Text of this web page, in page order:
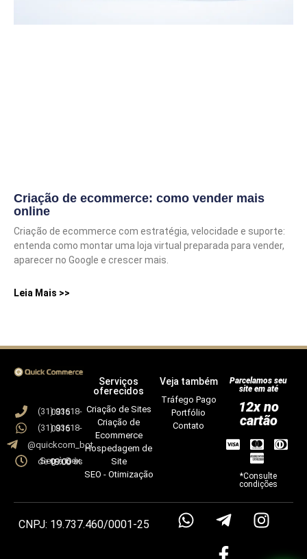
Criação de ecommerce: como vender mais
online
Criação de ecommerce com estratégia, velocidade e suporte:
entenda como montar uma loja virtual preparada para vender,
aparecer no Google e crescer mais.
Leia Mais >>
(31) 93618-0815
(31) 93618-0815
@quickcom_bot
Seg à Sex de 09:00 às 18:00
Serviços
oferecidos
Criação de Sites
Criação de
Ecommerce
Hospedagem de
Site
SEO - Otimização
Veja também
Tráfego Pago
Portfólio
Contato
Parcelamos seu
site em até
12x no
cartão
*Consulte
condições
CNPJ: 19.737.460/0001-25